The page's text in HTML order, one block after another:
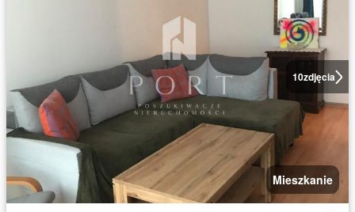
10zdjęcia
Mieszkanie